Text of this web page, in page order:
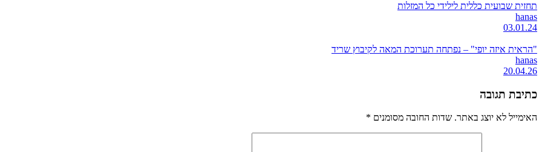
תחזית שבועית כללית לילידי כל המזלות
hanas
03.01.24
"הראית איזה יופי" – נפתחה תערוכת המאה לקיבוץ שריד
hanas
20.04.26
כתיבת תגובה
האימייל לא יוצג באתר. שדות החובה מסומנים *